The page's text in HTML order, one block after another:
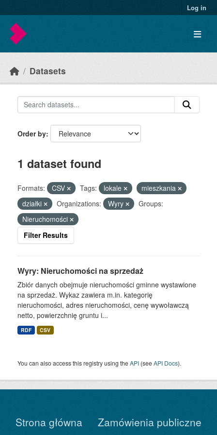
Log in
Datasets
Order by
1 dataset found
Formats: CSV Tags: lokale
mieszkania
działki
Organizations: Wyry
Groups:
Nieruchomości
Filter Results
Wyry: Nieruchomości na sprzedaż
Zbiór danych obejmuje nieruchomości gminne wystawione
na sprzedaż. Wykaz zawiera m.in. kategorię
nieruchomości, adres nieruchomości, cenę wywoławczą
netto, powierzchnię gruntu i...
RDF CSV
You can also access this registry using theAPI (seeAPI Docs).
Strona główna Zamówienia publiczne